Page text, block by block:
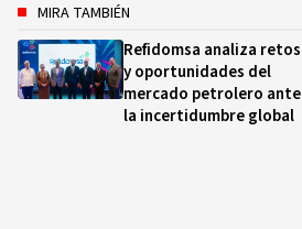
MIRA TAMBIÉN
Refidomsa analiza retos
y oportunidades del
mercado petrolero ante
la incertidumbre global